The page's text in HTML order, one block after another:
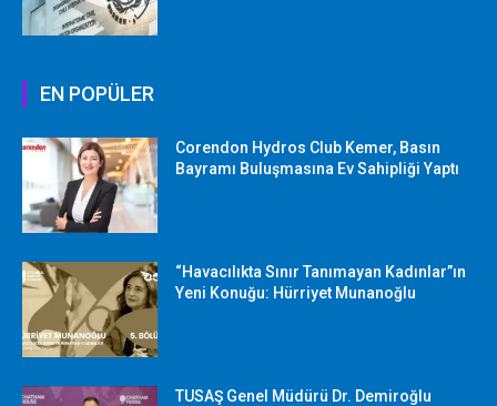
EN POPÜLER
Corendon Hydros Club Kemer, Basın
Bayramı Buluşmasına Ev Sahipliği Yaptı
“Havacılıkta Sınır Tanımayan Kadınlar”ın
Yeni Konuğu: Hürriyet Munanoğlu
TUSAŞ Genel Müdürü Dr. Demiroğlu